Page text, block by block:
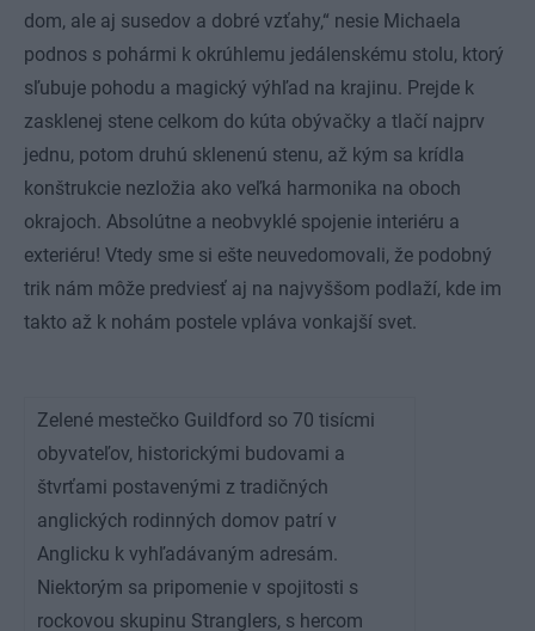
dom, ale aj susedov a dobré vzťahy,“ nesie Michaela
podnos s pohármi k okrúhlemu jedálenskému stolu, ktorý
sľubuje pohodu a magický výhľad na krajinu. Prejde k
zasklenej stene celkom do kúta obývačky a tlačí najprv
jednu, potom druhú sklenenú stenu, až kým sa krídla
konštrukcie nezložia ako veľká harmonika na oboch
okrajoch. Absolútne a neobvyklé spojenie interiéru a
exteriéru! Vtedy sme si ešte neuvedomovali, že podobný
trik nám môže predviesť aj na najvyššom podlaží, kde im
takto až k nohám postele vpláva vonkajší svet.
Zelené mestečko Guildford so 70 tisícmi
obyvateľov, historickými budovami a
štvrťami postavenými z tradičných
anglických rodinných domov patrí v
Anglicku k vyhľadávaným adresám.
Niektorým sa pripomenie v spojitosti s
rockovou skupinu Stranglers, s hercom